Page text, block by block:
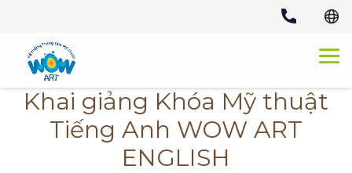
content
Khai giảng Khóa Mỹ thuật
Tiếng Anh WOW ART
ENGLISH